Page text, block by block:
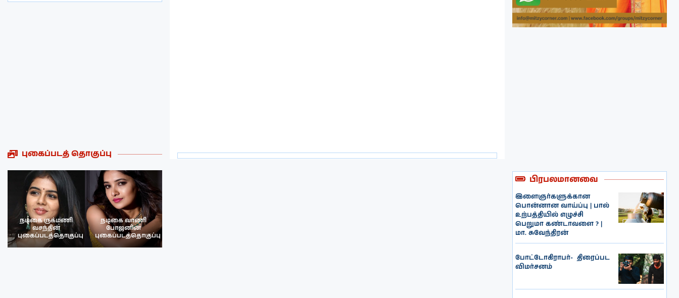
புகைப்படத் தொகுப்பு
நடிகை ருக்மணி
வசந்தின்
புகைப்படத்தொகுப்பு
நடிகை வாணி
போஜனின்
புகைப்படத்தொகுப்பு
பிரபலமானவை
இளைஞர்களுக்கான
பொன்னான வாய்ப்பு | பால்
உற்பத்தியில் எழுச்சி
பெறுமா கண்டாவளை ? |
மா. சுவேந்திரன்
போட்டோகிராபர்- ‌ திரைப்பட
விமர்சனம்